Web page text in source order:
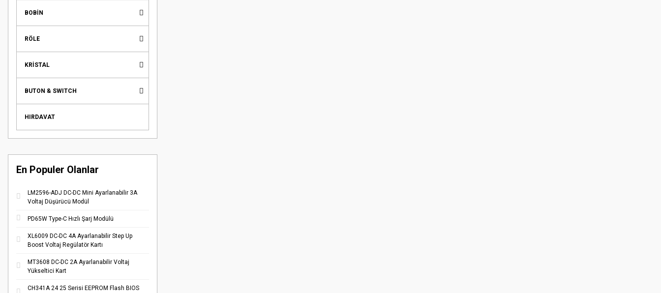
BOBİN
RÖLE
KRİSTAL
BUTON & SWITCH
HIRDAVAT
En Populer Olanlar
LM2596-ADJ DC-DC Mini Ayarlanabilir 3A
Voltaj Düşürücü Modül
PD65W Type-C Hızlı Şarj Modülü
XL6009 DC-DC 4A Ayarlanabilir Step Up
Boost Voltaj Regülatör Kartı
MT3608 DC-DC 2A Ayarlanabilir Voltaj
Yükseltici Kart
CH341A 24 25 Serisi EEPROM Flash BIOS